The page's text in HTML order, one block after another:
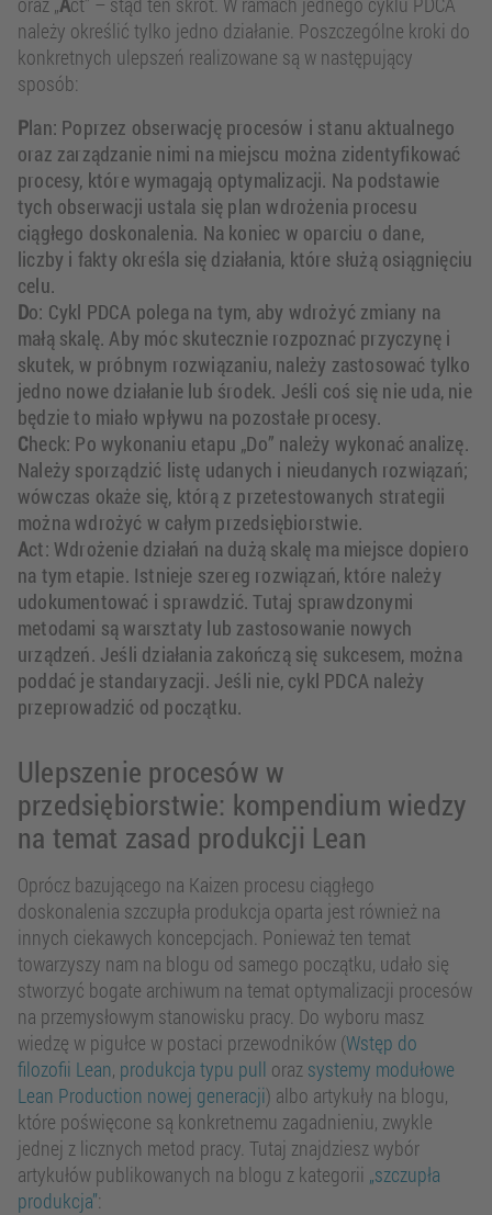
należy określić tylko jedno działanie. Poszczególne kroki do
konkretnych ulepszeń realizowane są w następujący
sposób:
Plan: Poprzez obserwację procesów i stanu aktualnego
oraz zarządzanie nimi na miejscu można zidentyfikować
procesy, które wymagają optymalizacji. Na podstawie
tych obserwacji ustala się plan wdrożenia procesu
ciągłego doskonalenia. Na koniec w oparciu o dane,
liczby i fakty określa się działania, które służą osiągnięciu
celu.
Do: Cykl PDCA polega na tym, aby wdrożyć zmiany na
małą skalę. Aby móc skutecznie rozpoznać przyczynę i
skutek, w próbnym rozwiązaniu, należy zastosować tylko
jedno nowe działanie lub środek. Jeśli coś się nie uda, nie
będzie to miało wpływu na pozostałe procesy.
Check: Po wykonaniu etapu „Do” należy wykonać analizę.
Należy sporządzić listę udanych i nieudanych rozwiązań;
wówczas okaże się, którą z przetestowanych strategii
można wdrożyć w całym przedsiębiorstwie.
Act: Wdrożenie działań na dużą skalę ma miejsce dopiero
na tym etapie. Istnieje szereg rozwiązań, które należy
udokumentować i sprawdzić. Tutaj sprawdzonymi
metodami są warsztaty lub zastosowanie nowych
urządzeń. Jeśli działania zakończą się sukcesem, można
poddać je standaryzacji. Jeśli nie, cykl PDCA należy
przeprowadzić od początku.
Ulepszenie procesów w
przedsiębiorstwie: kompendium wiedzy
na temat zasad produkcji Lean
Oprócz bazującego na Kaizen procesu ciągłego
doskonalenia szczupła produkcja oparta jest również na
innych ciekawych koncepcjach. Ponieważ ten temat
towarzyszy nam na blogu od samego początku, udało się
stworzyć bogate archiwum na temat optymalizacji procesów
na przemysłowym stanowisku pracy. Do wyboru masz
wiedzę w pigułce w postaci przewodników (Wstęp do
filozofii Lean, produkcja typu pull oraz systemy modułowe
Lean Production nowej generacji) albo artykuły na blogu,
które poświęcone są konkretnemu zagadnieniu, zwykle
jednej z licznych metod pracy. Tutaj znajdziesz wybór
artykułów publikowanych na blogu z kategorii „szczupła
produkcja”: